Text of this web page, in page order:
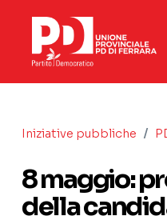
Iniziative pubbliche /
8 maggio:
della